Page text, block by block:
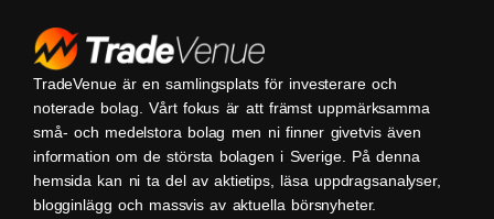
TradeVenue är en samlingsplats för investerare och
noterade bolag. Vårt fokus är att främst uppmärksamma
små- och medelstora bolag men ni finner givetvis även
information om de största bolagen i Sverige. På denna
hemsida kan ni ta del av aktietips, läsa uppdragsanalyser,
blogginlägg och massvis av aktuella börsnyheter.